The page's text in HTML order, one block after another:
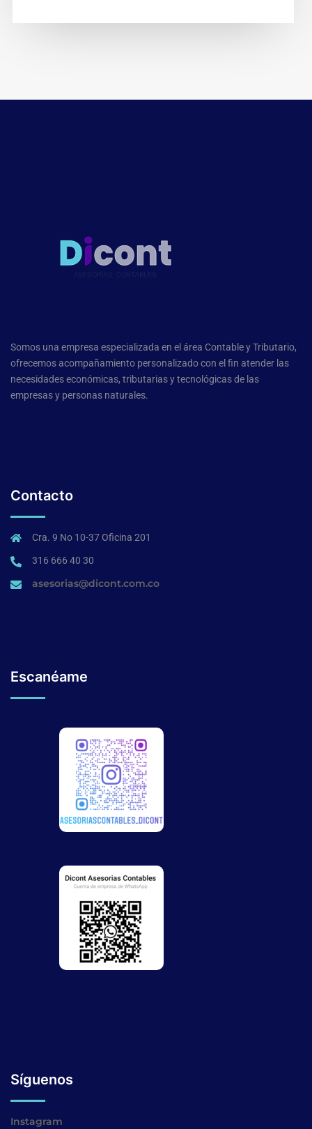
Somos una empresa especializada en el área Contable y Tributario,
ofrecemos acompañamiento personalizado con el fin atender las
necesidades económicas, tributarias y tecnológicas de las
empresas y personas naturales.
Contacto
Cra. 9 No 10-37 Oficina 201
316 666 40 30
asesorias@dicont.com.co
Escanéame
Síguenos
Instagram